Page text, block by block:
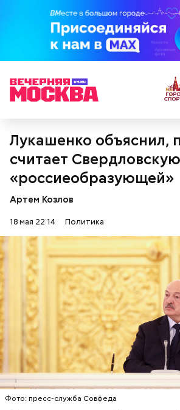
Лукашенко объяснил,
считает
«россиеобразующей»
Артем Козлов
18 мая 22:14 Политика
Фото: пресс-служба Совфеда